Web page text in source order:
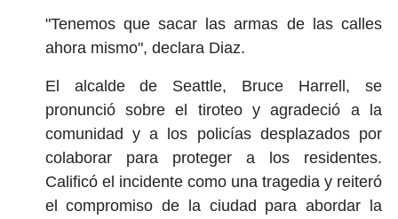
"Tenemos que sacar las armas de las calles
ahora mismo", declara Diaz.
El alcalde de Seattle, Bruce Harrell, se
pronunció sobre el tiroteo y agradeció a la
comunidad y a los policías desplazados por
colaborar para proteger a los residentes.
Calificó el incidente como una tragedia y reiteró
el compromiso de la ciudad para abordar la